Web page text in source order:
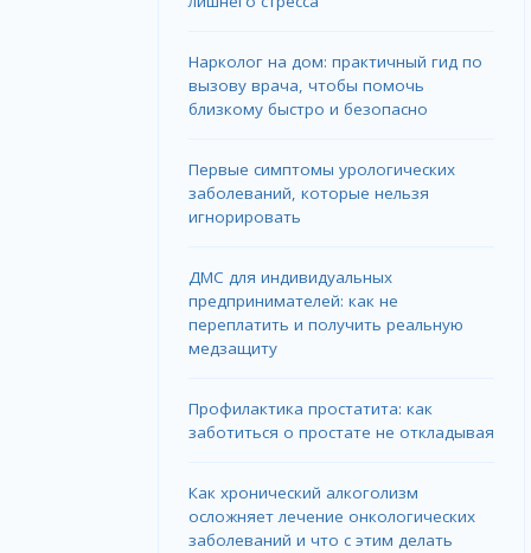
Нарколог на дом: практичный гид по
вызову врача, чтобы помочь
близкому быстро и безопасно
Первые симптомы урологических
заболеваний, которые нельзя
игнорировать
ДМС для индивидуальных
предпринимателей: как не
переплатить и получить реальную
медзащиту
Профилактика простатита: как
заботиться о простате не откладывая
Как хронический алкоголизм
осложняет лечение онкологических
заболеваний и что с этим делать